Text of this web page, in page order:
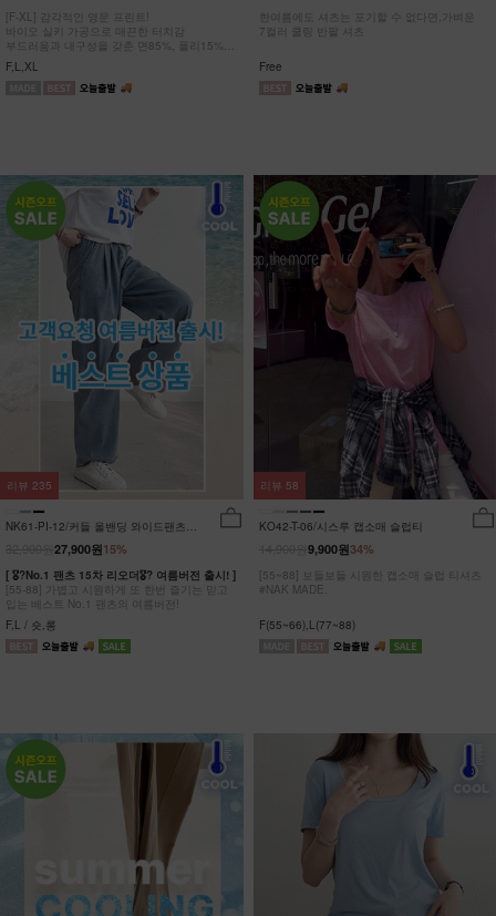
[F-XL] 감각적인 영문 프린트!
바이오 실키 가공으로 매끈한 터치감
부드러움과 내구성을 갖춘 면85%, 폴리15%
#NAK MADE.
F,L,XL
한여름에도 셔츠는 포기할 수 없다면,가벼운
7컬러 쿨링 반팔 셔츠
Free
NK61-PI-12/커들 올밴딩 와이드팬츠
15%
27,900원
[ 🎖?No.1 팬츠 15차 리오더🎖? 여름버전 출시! ]
[55-88] 가볍고 시원하게 또 한번 즐기는 믿고
입는 베스트 No.1 팬츠의 여름버전!
F,L / 숏,롱
리뷰 235
KO42-T-06/시스루 캡소매 슬럽티
34%
9,900원
[55~88] 보들보들 시원한 캡소매 슬럽 티셔츠
#NAK MADE.
F(55~66),L(77~88)
리뷰 58